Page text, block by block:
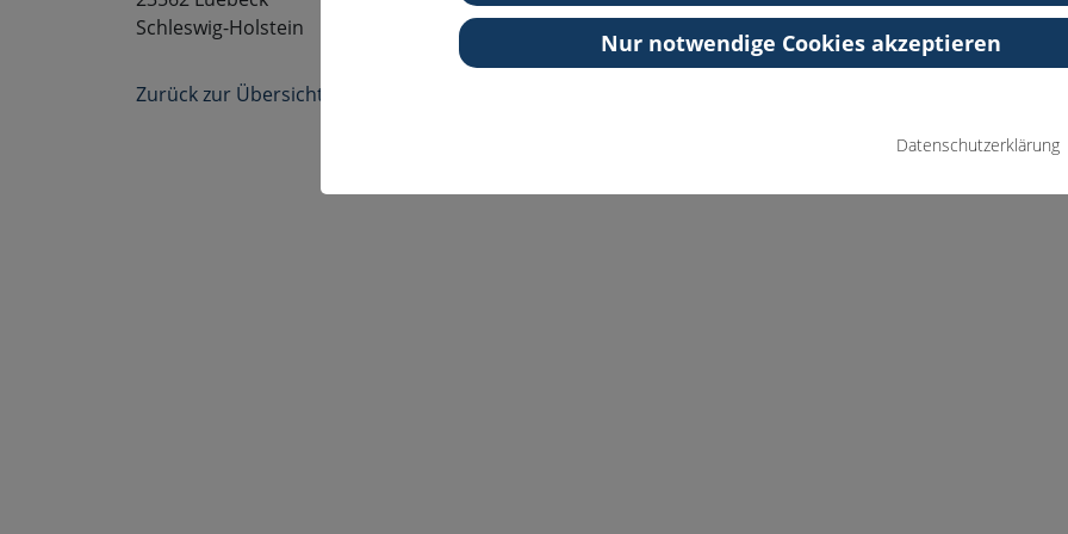
Nur notwendige Cookies akzeptieren
Datenschutzerklärung
Schleswig-Holstein
Zurück zur Übersicht